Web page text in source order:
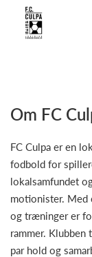
Om FC
FC Culpa er en
fodbold for
lokalsamfundet
motionister. Med
og træninger er
rammer.
par hold og